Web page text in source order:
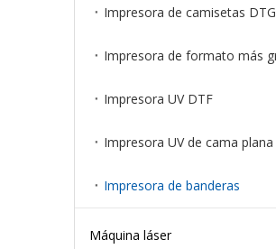
Impresora de camisetas DTG
Impresora UV DTF
Impresora UV de cama plana
Impresora de banderas
Máquina láser